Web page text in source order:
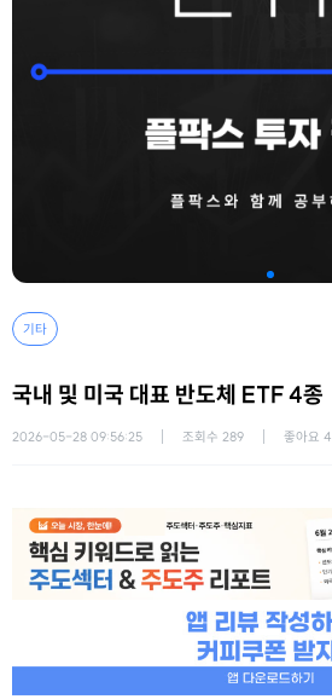
기타
국내 및 미국 대표 반도체 ETF 4종
2026-05-28 09:56:25 조회수 289 좋아요 4